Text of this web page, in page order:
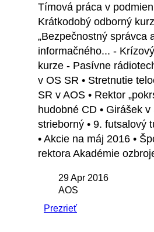
Tímová práca v
Krátkodobý odborný kurz
„Bezpečnostný správca
informačného... -
kurze - Pasívne
v OS SR • Stretnutie
SR v AOS • Rektor
hudobné CD • Girášek v
strieborný • 9. futsalový
• Akcie na máj 2016 •
rektora Akadémie
29 Apr 2016
AOS
Prezrieť